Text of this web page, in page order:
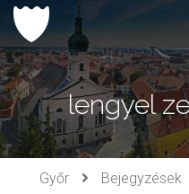
Ugrás
tartalomhoz
lengyel
Győr Bejegyzések